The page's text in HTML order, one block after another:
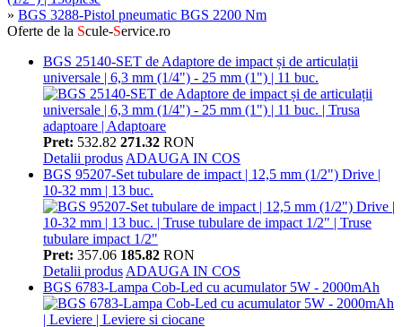
» BGS 3288-Pistol pneumatic BGS 2200 Nm
Oferte de la Scule-Service.ro
BGS 25140-SET de Adaptore de impact și de articulații
universale | 6,3 mm (1/4") - 25 mm (1") | 11 buc.
Pret: 532.82 271.32 RON
Detalii produs ADAUGA IN COS
BGS 95207-Set tubulare de impact | 12,5 mm (1/2") Drive |
10-32 mm | 13 buc.
Pret: 357.06 185.82 RON
Detalii produs ADAUGA IN COS
BGS 6783-Lampa Cob-Led cu acumulator 5W - 2000mAh